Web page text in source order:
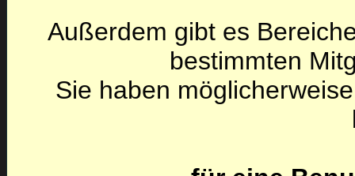
Außerdem gibt es
bestimmten
Sie haben